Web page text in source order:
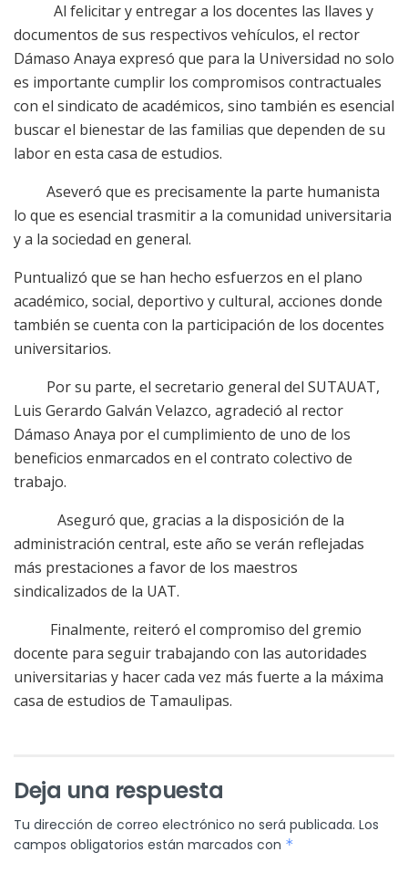
Al felicitar y entregar a los docentes las llaves y
documentos de sus respectivos vehículos, el rector
Dámaso Anaya expresó que para la Universidad no solo
es importante cumplir los compromisos contractuales
con el sindicato de académicos, sino también es esencial
buscar el bienestar de las familias que dependen de su
labor en esta casa de estudios.
Aseveró que es precisamente la parte humanista
lo que es esencial trasmitir a la comunidad universitaria
y a la sociedad en general.
Puntualizó que se han hecho esfuerzos en el plano
académico, social, deportivo y cultural, acciones donde
también se cuenta con la participación de los docentes
universitarios.
Por su parte, el secretario general del SUTAUAT,
Luis Gerardo Galván Velazco, agradeció al rector
Dámaso Anaya por el cumplimiento de uno de los
beneficios enmarcados en el contrato colectivo de
trabajo.
Aseguró que, gracias a la disposición de la
administración central, este año se verán reflejadas
más prestaciones a favor de los maestros
sindicalizados de la UAT.
Finalmente, reiteró el compromiso del gremio
docente para seguir trabajando con las autoridades
universitarias y hacer cada vez más fuerte a la máxima
casa de estudios de Tamaulipas.
Deja una respuesta
Tu dirección de correo electrónico no será publicada. Los
campos obligatorios están marcados con *